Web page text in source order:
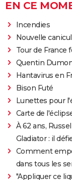
EN CE
Incendies
Nouvelle
Tour de France
Quentin
Hantavirus en
Bison Futé
Lunettes pour
Carte de
À 62 ans,
Gladiator : il
Comment
dans tous les
"Appliquer ce